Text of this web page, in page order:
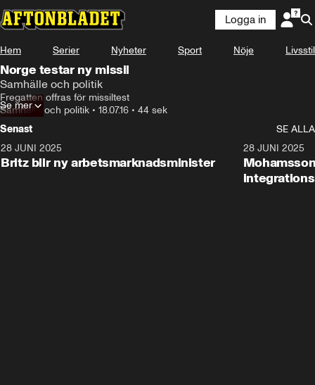
Logga in
Hem Serier Nyheter Sport Nöje Livsstil
Norge testar ny missil
Samhälle och politik
Fregatten offras för missiltest
Samhälle och politik • 18.07.16 • 44 sek
Se mer
Senast
SE ALLA
28 JUNI 2025
Britz blir ny arbetsmarknadsminister
28 JUNI 2025